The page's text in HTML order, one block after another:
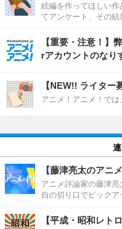
続編を作ってほしい
てアンケート、その結
【重要・注意！】
rアカウントのなり
【NEW!! ライター
アニメ！アニメ！では
【藤津亮太のアニ
アニメ評論家の藤津
自の切り口でピックア
【平成・昭和レト